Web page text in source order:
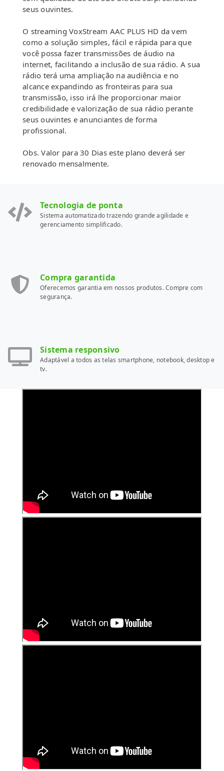
seus ouvintes.
O streaming VoxStream AAC PLUS HD da vem
como a solução simples, fácil e rápida para que
você possa fazer transmissões de áudio na
internet, facilitando a inclusão de sua rádio. A sua
rádio terá uma ampliação na audiência e no
alcance expandindo as fronteiras para sua
transmissão, isso irá lhe proporcionar maior
credibilidade e valorização de sua rádio perante
seus ouvintes e anunciantes de forma
profissional.
Obs. Valor para 30 Dias este plano deverá ser
renovado mensalmente.
Tecnologia de ponta
Sistema automatizado trazendo grande agilidade e
gerenciamento simplificado.
Compra garantida
Oferecemos garantia em nossos produtos. Compre com
segurança.
Sistema responsivo
Adaptável a todos as telas smartphone, notebook, desktop e
tv.